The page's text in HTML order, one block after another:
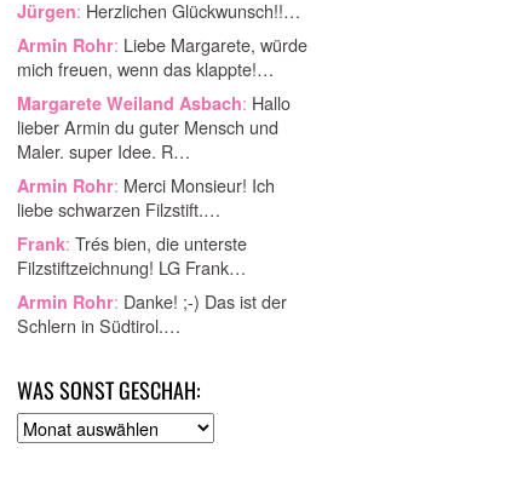
Jürgen: Herzlichen Glückwunsch!!…
Armin Rohr: Liebe Margarete, würde
mich freuen, wenn das klappte!…
Margarete Weiland Asbach: Hallo
lieber Armin du guter Mensch und
Maler. super Idee. R…
Armin Rohr: Merci Monsieur! Ich
liebe schwarzen Filzstift.…
Frank: Trés bien, die unterste
Filzstiftzeichnung! LG Frank…
Armin Rohr: Danke! ;-) Das ist der
Schlern in Südtirol.…
WAS SONST GESCHAH:
A